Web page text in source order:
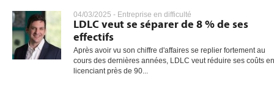
04/03/2025 - Entreprise en difficulté
LDLC veut se séparer de 8 % de ses
effectifs
Après avoir vu son chiffre d'affaires se replier fortement au
cours des dernières années, LDLC veut réduire ses coûts en
licenciant près de 90...